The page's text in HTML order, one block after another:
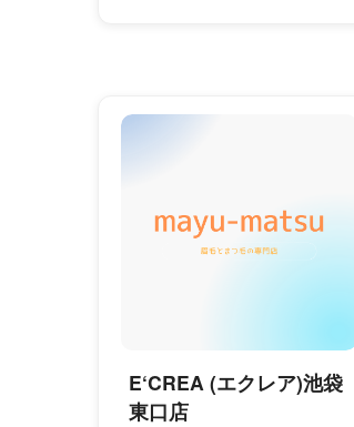
E‘CREA (エクレア)池袋
東口店